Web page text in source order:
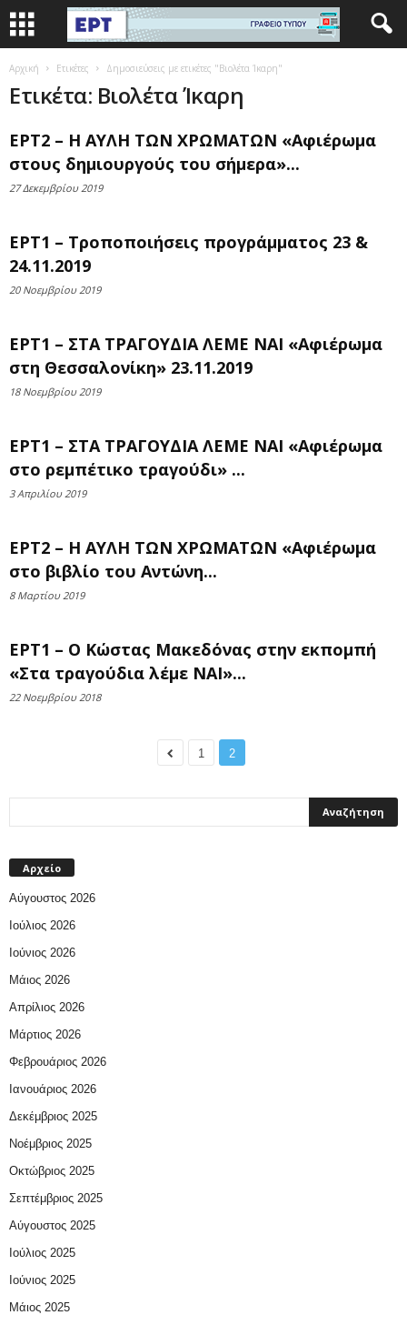
Αρχική Ετικέτες Δημοσιεύσεις με ετικέτες "Βιολέτα Ίκαρη"
Ετικέτα: Βιολέτα Ίκαρη
ΕΡΤ2 – Η ΑΥΛΗ ΤΩΝ ΧΡΩΜΑΤΩΝ «Αφιέρωμα
στους δημιουργούς του σήμερα»...
27 Δεκεμβρίου 2019
ΕΡΤ1 – Τροποποιήσεις προγράμματος 23 &
24.11.2019
20 Νοεμβρίου 2019
ΕΡΤ1 – ΣΤΑ ΤΡΑΓΟΥΔΙΑ ΛΕΜΕ ΝΑΙ «Αφιέρωμα
στη Θεσσαλονίκη» 23.11.2019
18 Νοεμβρίου 2019
ΕΡΤ1 – ΣΤΑ ΤΡΑΓΟΥΔΙΑ ΛΕΜΕ ΝΑΙ «Αφιέρωμα
στο ρεμπέτικο τραγούδι» ...
3 Απριλίου 2019
ΕΡΤ2 – Η ΑΥΛΗ ΤΩΝ ΧΡΩΜΑΤΩΝ «Αφιέρωμα
στο βιβλίο του Αντώνη...
8 Μαρτίου 2019
ΕΡΤ1 – Ο Κώστας Μακεδόνας στην εκπομπή
«Στα τραγούδια λέμε ΝΑΙ»...
22 Νοεμβρίου 2018
1 2
Αρχείο
Αύγουστος 2026
Ιούλιος 2026
Ιούνιος 2026
Μάιος 2026
Απρίλιος 2026
Μάρτιος 2026
Φεβρουάριος 2026
Ιανουάριος 2026
Δεκέμβριος 2025
Νοέμβριος 2025
Οκτώβριος 2025
Σεπτέμβριος 2025
Αύγουστος 2025
Ιούλιος 2025
Ιούνιος 2025
Μάιος 2025